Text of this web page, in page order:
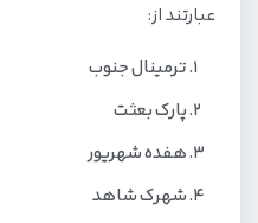
عبارتند از:
ترمینال جنوب
پارک بعثت
هفده شهریور
شهرک شاهد